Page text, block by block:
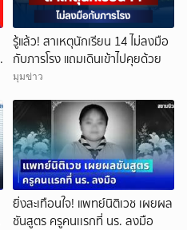
รู้แล้ว! สาเหตุนักเรียน 14 ไม่ลงมือ
กับภารโรง แถมเดินเข้าไปคุยด้วย
มุมข่าว
ยิ่งสะเทือนใจ! แพทย์นิติเวช เผยผล
ชันสูตร ครูคนเเรกที่ นร. ลงมือ